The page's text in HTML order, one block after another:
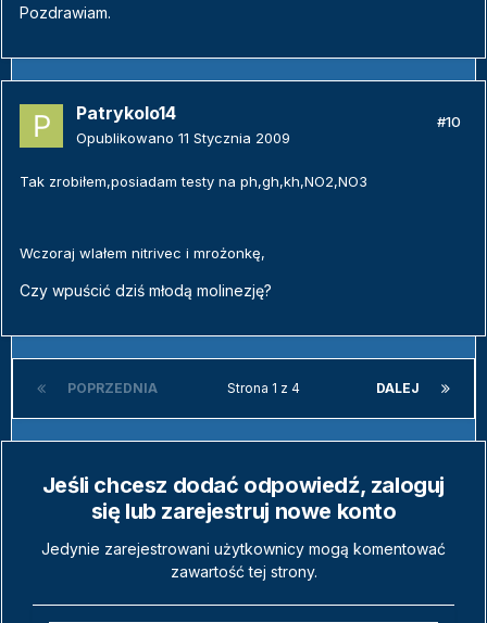
Pozdrawiam.
Patrykolo14
Opublikowano 11 Stycznia 2009
#10
Tak zrobiłem,posiadam testy na ph,gh,kh,NO2,NO3
Wczoraj wlałem nitrivec i mrożonkę,
Czy wpuścić dziś młodą molinezję?
POPRZEDNIA DALEJ
Strona 1 z 4
Jeśli chcesz dodać odpowiedź, zaloguj
się lub zarejestruj nowe konto
Jedynie zarejestrowani użytkownicy mogą komentować
zawartość tej strony.